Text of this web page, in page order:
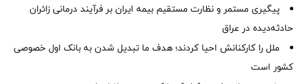
پیگیری مستمر و نظارت مستقیم بیمه ایران بر فرآیند درمانی زائران
حادثه‌دیده در عراق
ملل را کارکنانش احیا کردند؛ هدف ما تبدیل شدن به بانک اول خصوصی
کشور است